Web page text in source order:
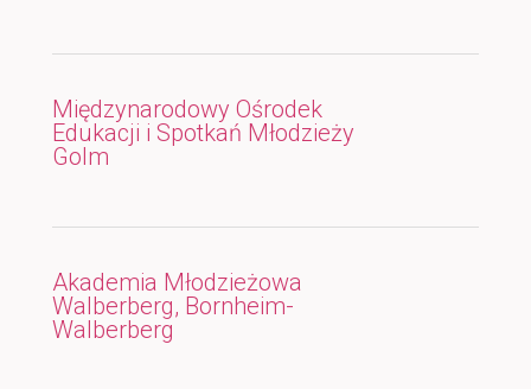
Międzynarodowy Ośrodek
Edukacji i Spotkań Młodzieży
Golm
Akademia Młodzieżowa
Walberberg, Bornheim-
Walberberg